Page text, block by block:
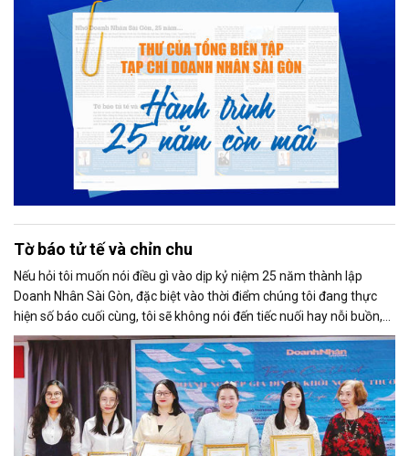
Tờ báo tử tế và chỉn chu
Nếu hỏi tôi muốn nói điều gì vào dịp kỷ niệm 25 năm thành lập
Doanh Nhân Sài Gòn, đặc biệt vào thời điểm chúng tôi đang thực
hiện số báo cuối cùng, tôi sẽ không nói đến tiếc nuối hay nỗi buồn,
thay vào đó là niềm tự hào. Bởi khi nghĩ về Doanh Nhân Sài Gòn, tôi
luôn nghĩ đó là một tờ báo “tử tế, chỉn chu”. Những điều tưởng như
rất bình thường ấy đã nuôi dưỡng tôi suốt 25 năm làm nghề. Và có
lẽ sẽ còn theo tôi đến hết cuộc đời cầm bút.